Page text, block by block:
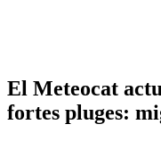
El Meteocat
fortes pluges: